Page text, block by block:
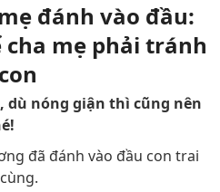
đánh vào đầu:
cha mẹ phải tránh
dù nóng giận thì cũng nên
đã đánh vào đầu con trai